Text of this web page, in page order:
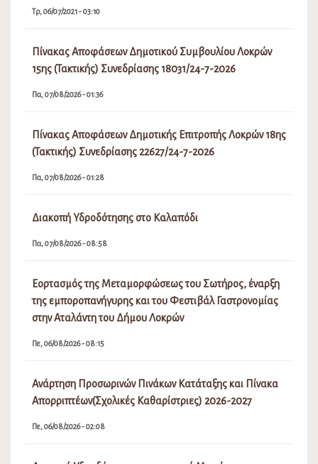
Τρ, 06/07/2021 - 03:10
Πίνακας Αποφάσεων Δημοτικού Συμβουλίου Λοκρών
15ης (Τακτικής) Συνεδρίασης 18031/24-7-2026
Πα, 07/08/2026 - 01:36
Πίνακας Αποφάσεων Δημοτικής Επιτροπής Λοκρών 18ης
(Τακτικής) Συνεδρίασης 22627/24-7-2026
Πα, 07/08/2026 - 01:28
Διακοπή Υδροδότησης στο Καλαπόδι
Πα, 07/08/2026 - 08:58
Εορτασμός της Μεταμορφώσεως του Σωτήρος, έναρξη
της εμποροπανήγυρης και του Φεστιβάλ Γαστρονομίας
στην Αταλάντη του Δήμου Λοκρών
Πε, 06/08/2026 - 08:15
Ανάρτηση Προσωρινών Πινάκων Κατάταξης και Πίνακα
Απορριπτέων(Σχολικές Καθαρίστριες) 2026-2027
Πε, 06/08/2026 - 02:08